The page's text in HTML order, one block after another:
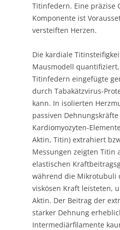
Titinfedern. Eine präzise
Komponente ist
versteiften Herzen.
Die kardiale
Mausmodell
Titinfedern eingefügte
durch Tabakätzvirus-
kann. In isolierten
passiven
Kardiomyozyten-
Aktin, Titin) extrahiert
Messungen zeigten Titin
elastischen
während die Mikrotubuli
viskösen Kraft leisteten,
Aktin. Der Beitrag der
starker Dehnung
Intermediärfilamente